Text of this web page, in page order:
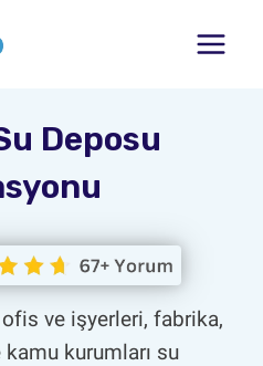
Deposu
ve işyerleri, fabrika,
kurumları su